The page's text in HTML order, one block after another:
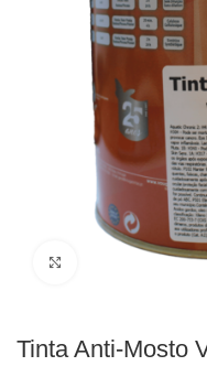
Clique para
Tinta Anti-Mosto